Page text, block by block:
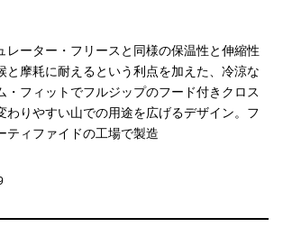
レーター・フリースと同様の保温性と伸縮性
と摩耗に耐えるという利点を加えた、冷涼な
・フィットでフルジップのフード付きクロス
わりやすい山での用途を広げるデザイン。フ
ティファイドの工場で製造